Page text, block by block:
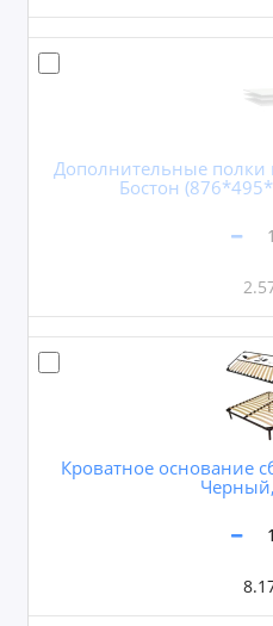
Дополнительные
Бостон
Кроватное основание